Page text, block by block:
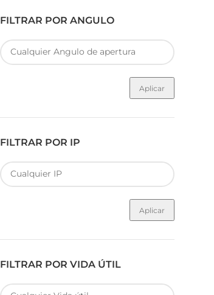
FILTRAR POR ANGULO
Aplicar
FILTRAR POR IP
Aplicar
FILTRAR POR VIDA ÚTIL